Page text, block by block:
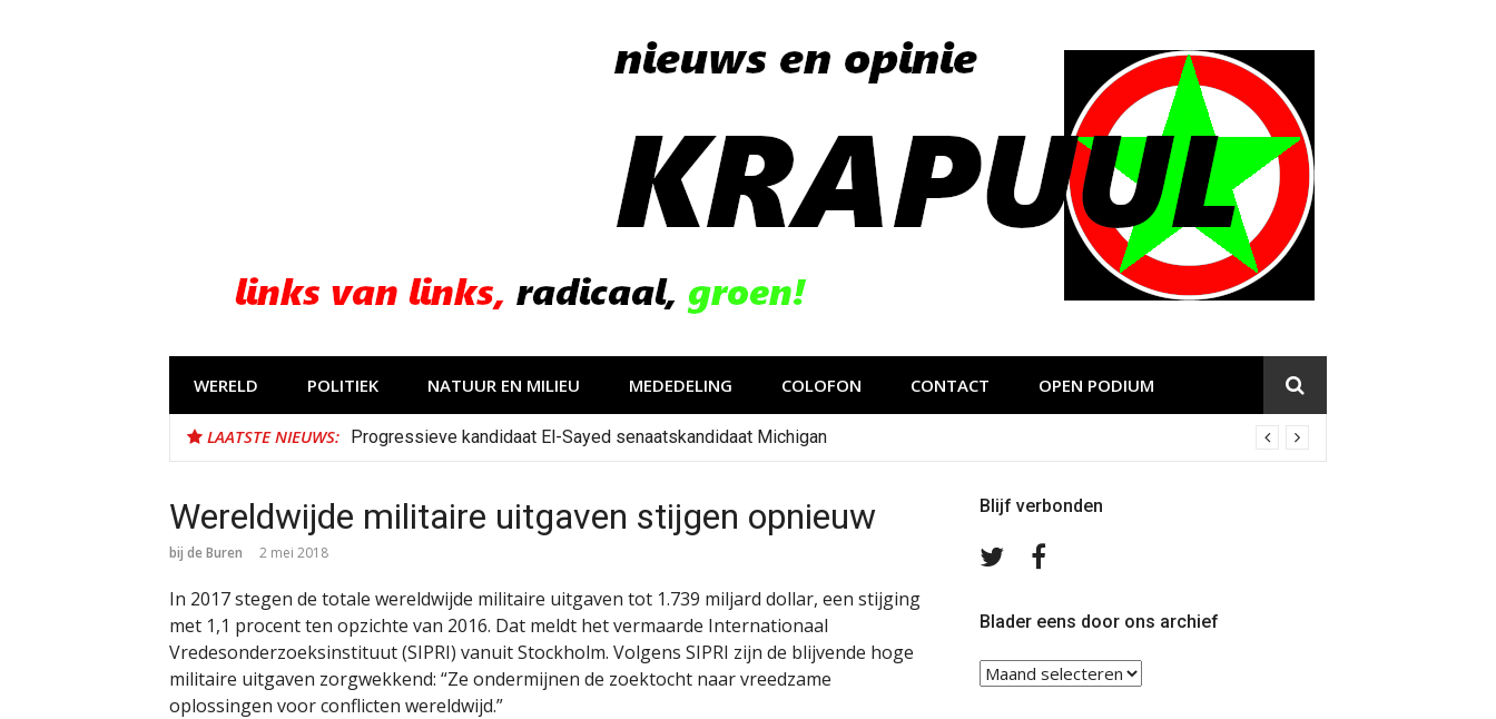
WERELD POLITIEK NATUUR EN MILIEU MEDEDELING COLOFON CONTACT OPEN PODIUM
LAATSTE NIEUWS: Progressieve kandidaat El-Sayed senaatskandidaat Michigan
Wereldwijde militaire uitgaven stijgen opnieuw
bij de Buren 2 mei 2018
In 2017 stegen de totale wereldwijde militaire uitgaven tot 1.739 miljard dollar, een stijging
met 1,1 procent ten opzichte van 2016. Dat meldt het vermaarde Internationaal
Vredesonderzoeksinstituut (SIPRI) vanuit Stockholm. Volgens SIPRI zijn de blijvende hoge
militaire uitgaven zorgwekkend: “Ze ondermijnen de zoektocht naar vreedzame
oplossingen voor conflicten wereldwijd.”
Blijf verbonden
Volg
TwitterFacebook
Blader eens door ons archief
Blader
eens